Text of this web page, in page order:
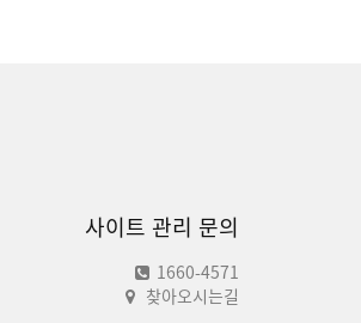
사이트 관리 문의
1660-4571
찾아오시는길